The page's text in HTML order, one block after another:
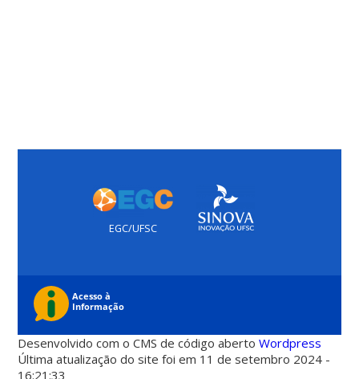
EGC/UFSC
Desenvolvido com o CMS de código abertoWordpress
Última atualização do site foi em 11 de setembro 2024 -
16:21:33